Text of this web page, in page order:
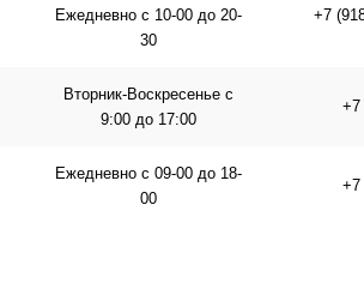
Ежедневно с 10-00 до 20-
30
+7
Вторник-Воскресенье с
9:00 до 17:00
+7
Ежедневно с 09-00 до 18-
00
+7